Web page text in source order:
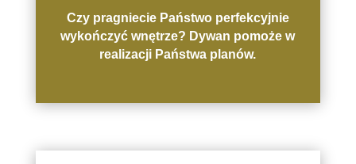
Czy pragniecie Państwo perfekcyjnie
wykończyć wnętrze? Dywan pomoże w
realizacji Państwa planów.